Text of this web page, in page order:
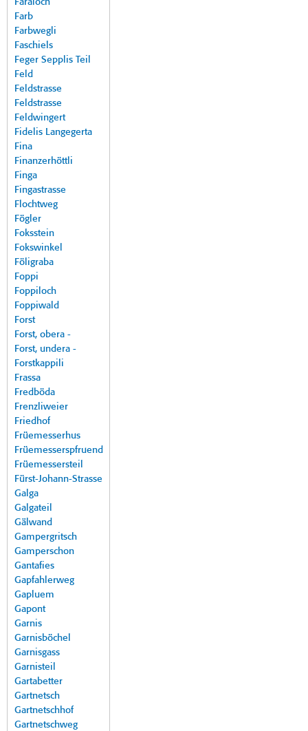
Faraloch
Farb
Farbwegli
Faschiels
Feger Sepplis Teil
Feld
Feldstrasse
Feldstrasse
Feldwingert
Fidelis Langegerta
Fina
Finanzerhöttli
Finga
Fingastrasse
Flochtweg
Fögler
Foksstein
Fokswinkel
Föligraba
Foppi
Foppiloch
Foppiwald
Forst
Forst, obera -
Forst, undera -
Forstkappili
Frassa
Fredböda
Frenzliweier
Friedhof
Früemesserhus
Früemesserspfruend
Früemessersteil
Fürst-Johann-Strasse
Galga
Galgateil
Gälwand
Gampergritsch
Gamperschon
Gantafies
Gapfahlerweg
Gapluem
Gapont
Garnis
Garnisböchel
Garnisgass
Garnisteil
Gartabetter
Gartnetsch
Gartnetschhof
Gartnetschweg